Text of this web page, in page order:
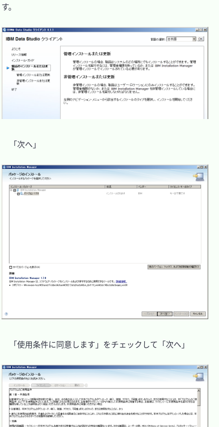
す。
「次へ」
「使用条件に同意します」をチェックして「次へ」